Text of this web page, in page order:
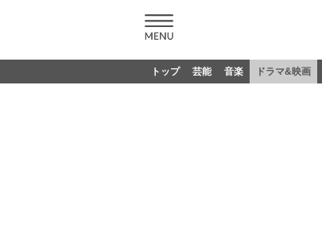
トップ 芸能 音楽 ドラマ&映画